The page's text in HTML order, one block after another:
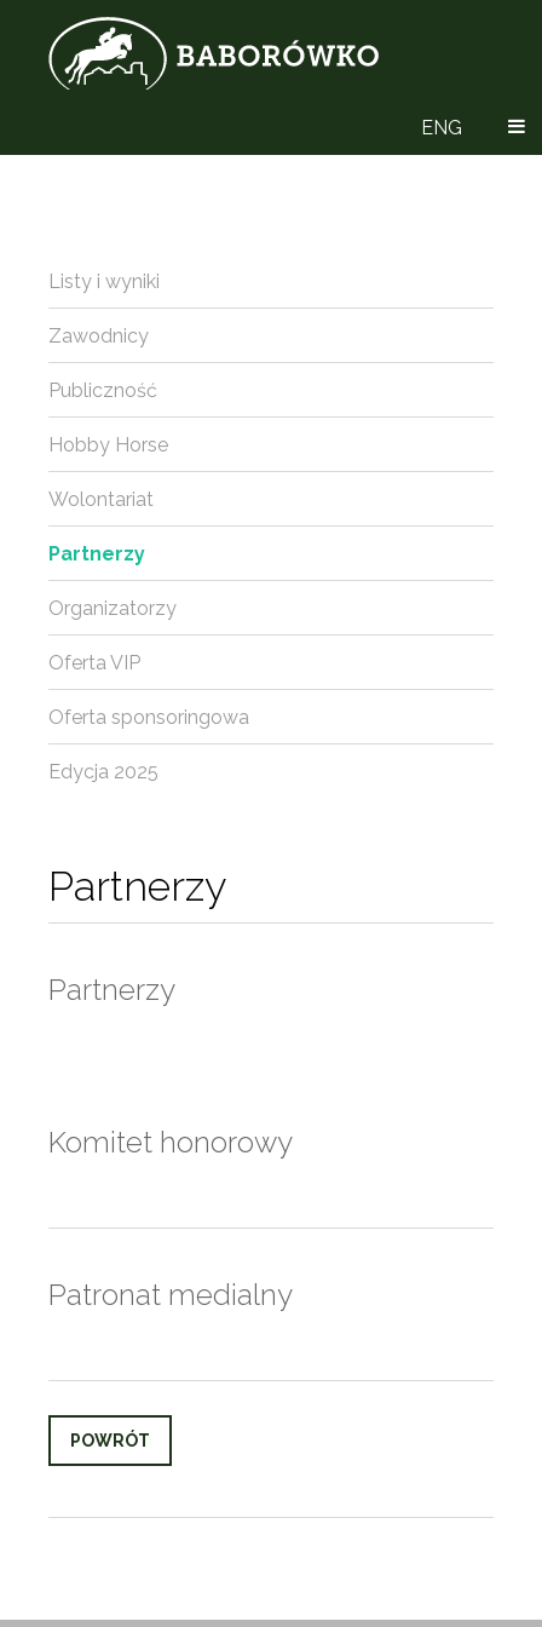
ENG
Partnerzy
Partnerzy
Komitet honorowy
Patronat medialny
POWRÓT
Listy i wyniki
Zawodnicy
Publiczność
Hobby Horse
Wolontariat
Partnerzy
Organizatorzy
Oferta VIP
Oferta sponsoringowa
Edycja 2025